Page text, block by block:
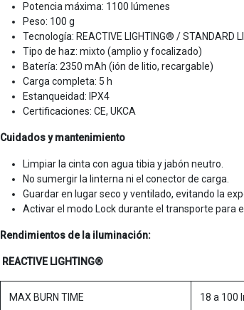
Potencia máxima: 1100 lúmenes
Peso: 100 g
Tecnología: REACTIVE LIGHTING® / STANDARD
Tipo de haz: mixto (amplio y focalizado)
Batería: 2350 mAh (ión de litio, recargable)
Carga completa: 5 h
Estanqueidad: IPX4
Certificaciones: CE, UKCA
Cuidados y mantenimiento
Limpiar la cinta con agua tibia y jabón neutro.
No sumergir la linterna ni el conector de carga.
Guardar en lugar seco y ventilado, evitando la
Activar el modo Lock durante el transporte para
Rendimientos de la iluminación:
REACTIVE LIGHTING®
MAX BURN TIME 18 a 100